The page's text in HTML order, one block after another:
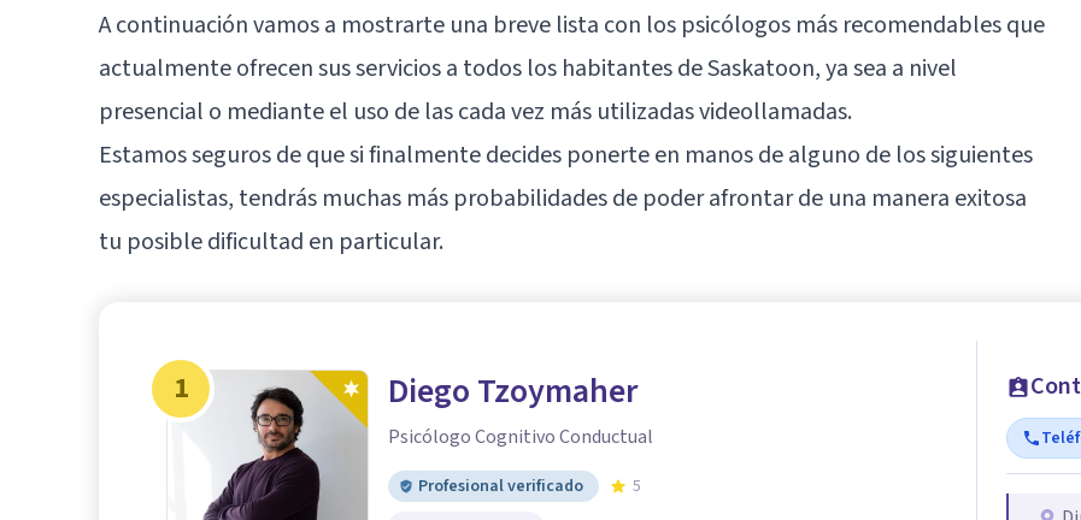
A continuación vamos a mostrarte una breve lista con los psicólogos más recomendables que
actualmente ofrecen sus servicios a todos los habitantes de Saskatoon, ya sea a nivel
presencial o mediante el uso de las cada vez más utilizadas videollamadas.
Estamos seguros de que si finalmente decides ponerte en manos de alguno de los siguientes
especialistas, tendrás muchas más probabilidades de poder afrontar de una manera exitosa
tu posible dificultad en particular.
1 Diego Tzoymaher
Psicólogo Cognitivo Conductual
Profesional verificado
5